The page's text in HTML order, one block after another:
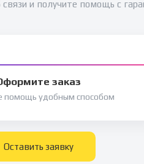
и получите помощь с
заказ
помощь удобным способом
Оставить заявку